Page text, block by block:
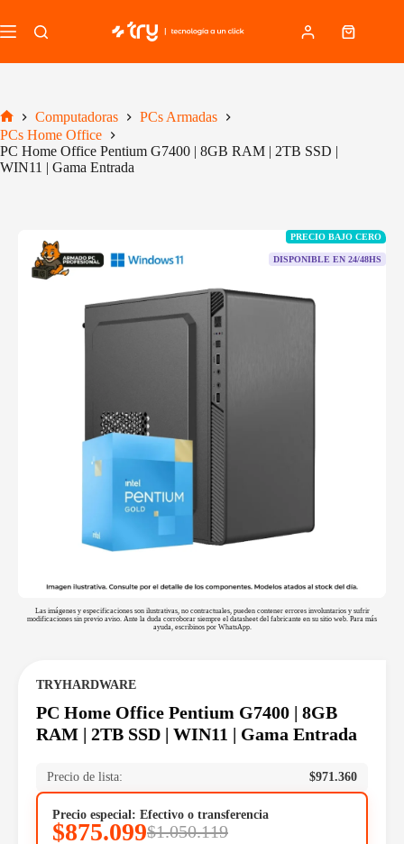
al
contenido
Carro
Inicio
Computadoras
PCs Armadas
PCs Home Office
PC Home Office Pentium G7400 | 8GB RAM | 2TB SSD |
WIN11 | Gama Entrada
PRECIO BAJO CERO
DISPONIBLE EN 24/48HS
Las imágenes y especificaciones son ilustrativas, no contractuales, pueden contener errores involuntarios y sufrir
modificaciones sin previo aviso. Ante la duda corroborar siempre el datasheet del fabricante en su sitio web. Para más
ayuda, escribinos por WhatsApp.
TRYHARDWARE
PC Home Office Pentium G7400 | 8GB
RAM | 2TB SSD | WIN11 | Gama Entrada
Precio de lista: $971.360
Precio especial: Efectivo o transferencia
$875.099$1.050.119